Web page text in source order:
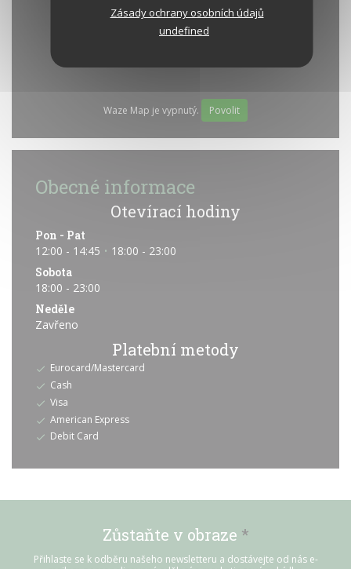
Zásady ochrany osobních údajů
undefined
Waze Map je vypnutý. Povolit
Obecné informace
Otevírací hodiny
Pon - Pat
12:00 - 14:45 • 18:00 - 23:00
Sobota
18:00 - 23:00
Neděle
Zavřeno
Platební metody
Eurocard/Mastercard
Cash
Visa
American Express
Debit Card
Zůstaňte v obraze *
Přihlaste se k odběru našeho newsletteru a dostávejte od nás e-